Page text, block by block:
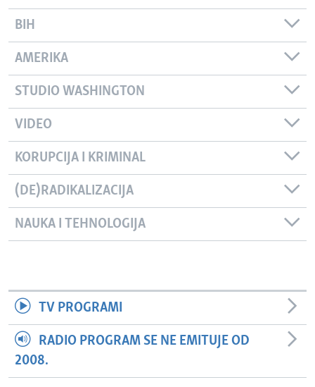
BIH
AMERIKA
STUDIO WASHINGTON
VIDEO
KORUPCIJA I KRIMINAL
(DE)RADIKALIZACIJA
NAUKA I TEHNOLOGIJA
TV PROGRAMI
RADIO PROGRAM SE NE EMITUJE OD
2008.